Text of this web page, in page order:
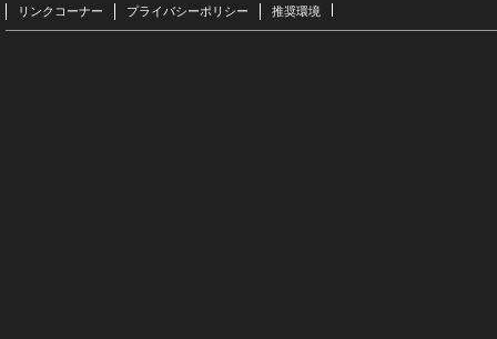
リンクコーナー プライバシーポリシー 推奨環境